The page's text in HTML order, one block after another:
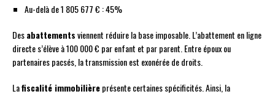
Au-delà de 1 805 677 € : 45%
Desabattementsviennent réduire la base imposable. L’abattement en ligne
directe s’élève à 100 000 € par enfant et par parent. Entre époux ou
partenaires pacsés, la transmission est exonérée de droits.
Lafiscalité immobilièreprésente certaines spécificités. Ainsi, la